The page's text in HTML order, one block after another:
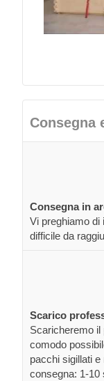
Consegna
Consegna in
Vi preghiamo di
difficile da
Scarico
Scaricheremo il
comodo
pacchi sigillati
consegna: 1-10